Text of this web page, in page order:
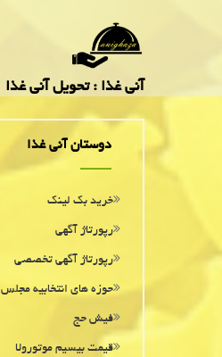
آنی غذا : تحویل آنی غذا
دوستان آنی غذا
خرید بک لینک
رپورتاژ آگهی
رپورتاژ آگهی تخصصی
حوزه های انتخابیه مجلس
فیش حج
قیمت بیسیم موتورولا